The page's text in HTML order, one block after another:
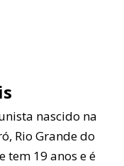
nascido na
Rio Grande do
tem 19 anos e é